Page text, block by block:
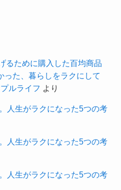
るために購入した百均商品
った、暮らしをラクにして
ルライフ より
人生がラクになった5つの考
人生がラクになった5つの考
人生がラクになった5つの考